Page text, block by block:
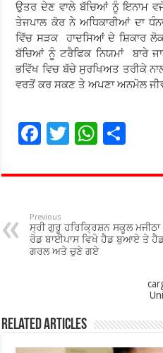
ਉਤਰ ਦੇਣ ਵਾਲੇ ਬੱਚਿਆਂ ਨੂੰ ਇਨਾਮ
ਤੇਜਪਾਲ ਕੋਰ ਨੇ ਅਧਿਕਾਰੀਆਂ ਦਾ
ਵਿੱਚ ਸੜਕ ਹਾਦਸਿਆਂ ਦੇ ਸ਼ਿਕਾਰ
ਬੱਚਿਆਂ ਨੂੰ ਟਰੈਫਿਕ ਨਿਯਮਾਂ ਬਾਰੇ
ਭਵਿੱਖ ਵਿਚ ਬੱਚੇ ਸੁਰਖਿਅਤ ਤਰੀਕੇ
ਵਰਤੋਂ ਕਰ ਸਕਣ ਤੇ ਅਪਣਾ ਅਨਮੋਲ
F
e
o
o
T
tt
W
at
p
p
ar
Previous
ਸ੍ਰੀ ਗੁਰੂ ਹਰਿਕ੍ਰਿਸ਼ਨ ਸਕੂਲ ਮਜੀਠਾ
ਰੋਡ ਬਾਈਪਾਸ ਵਿਖੇ ਹੈਡ ਬੁਆਏ ਤੇ
ਗਰਲ ਅਤੇ ਚੁਣੇ ਗਏ
Related Articles